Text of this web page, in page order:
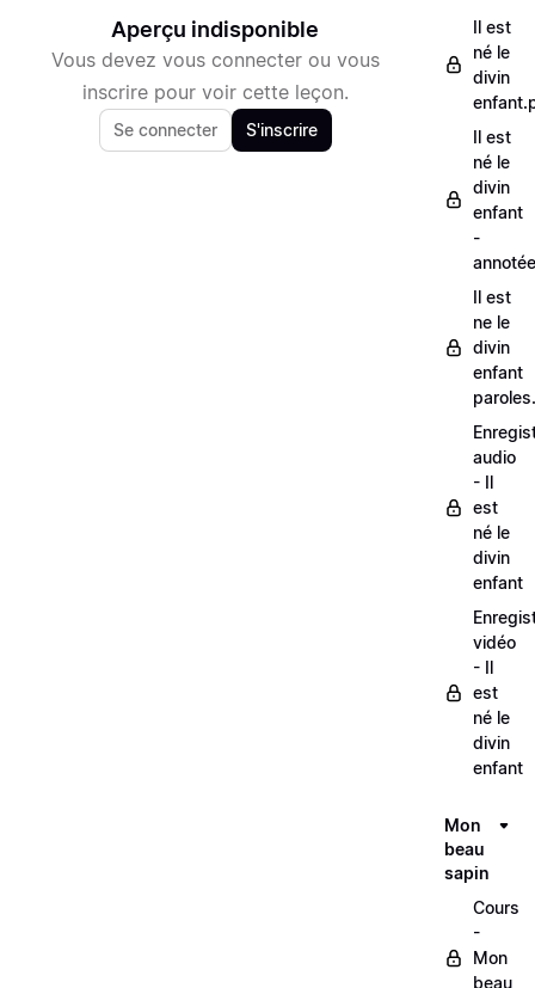
Aperçu indisponible
Vous devez vous connecter ou vous
inscrire pour voir cette leçon.
Se connecter S'inscrire
Il est
né le
divin
Il est
né le
divin
enfant
-
Il est
ne le
divin
enfant
audio
- Il
est
né le
divin
enfant
vidéo
- Il
est
né le
divin
enfant
Mon
beau
sapin
Cours
-
Mon
beau